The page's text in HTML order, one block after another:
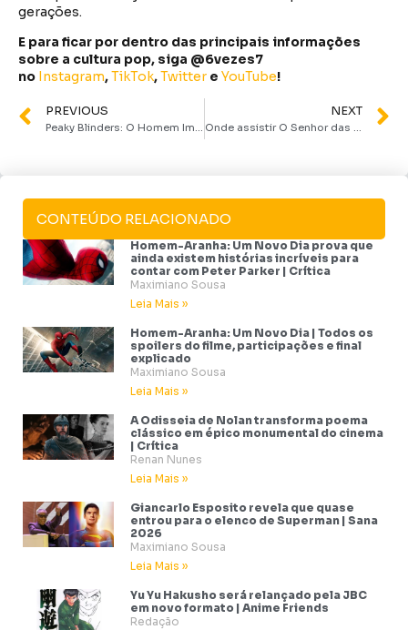
gerações.
E para ficar por dentro das principais informações
sobre a cultura pop, siga @6vezes7
no Instagram,TikTok,Twitter e YouTube!
PREVIOUS
Peaky Blinders: O Homem Imortal ganha trailer e data de estreia na Netflix
NEXT
Onde assistir O Senhor das Moscas? Minissérie da BBC ganha casa no Brasil!
CONTEÚDO RELACIONADO
Homem-Aranha: Um Novo Dia prova que
ainda existem histórias incríveis para
contar com Peter Parker | Crítica
Maximiano Sousa
Leia Mais »
Homem-Aranha: Um Novo Dia | Todos os
spoilers do filme, participações e final
explicado
Maximiano Sousa
Leia Mais »
A Odisseia de Nolan transforma poema
clássico em épico monumental do cinema
| Crítica
Renan Nunes
Leia Mais »
Giancarlo Esposito revela que quase
entrou para o elenco de Superman | Sana
2026
Maximiano Sousa
Leia Mais »
Yu Yu Hakusho será relançado pela JBC
em novo formato | Anime Friends
Redação